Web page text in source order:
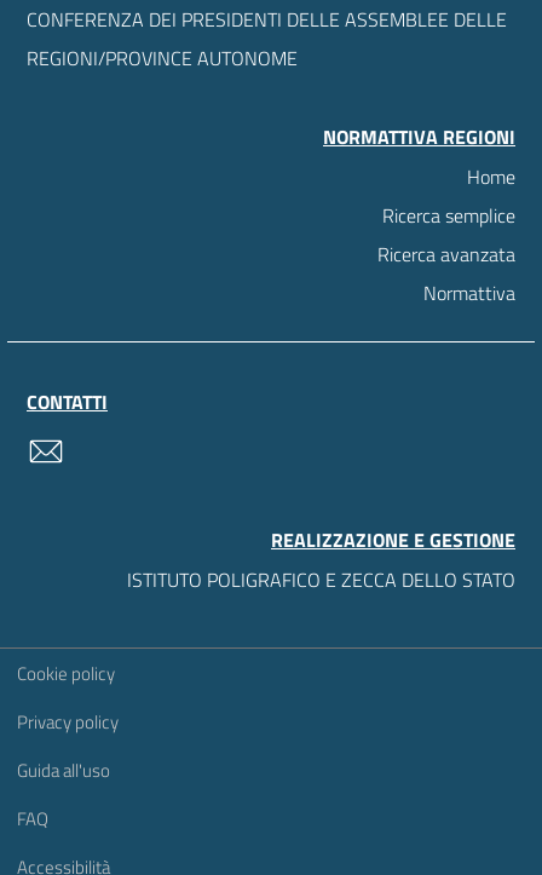
CONFERENZA DEI PRESIDENTI DELLE ASSEMBLEE DELLE
REGIONI/PROVINCE AUTONOME
NORMATTIVA REGIONI
Home
Ricerca semplice
Ricerca avanzata
Normattiva
CONTATTI
REALIZZAZIONE E GESTIONE
ISTITUTO POLIGRAFICO E ZECCA DELLO STATO
Sezione Link Utili
Cookie policy
Privacy policy
Guida all'uso
FAQ
Accessibilità